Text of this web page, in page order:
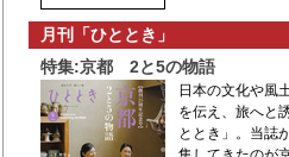
月刊「ひととき」
特集:京都 2と5の物語
日本の文化や風
を伝え、旅へと
ととき」。当誌